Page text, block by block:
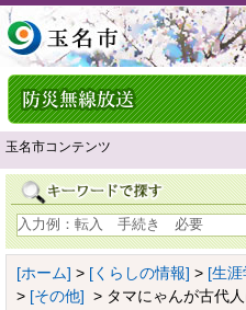
玉名市コンテンツ
[ホーム] > [くらしの情報] > [生
> [その他] > タマにゃんが古代